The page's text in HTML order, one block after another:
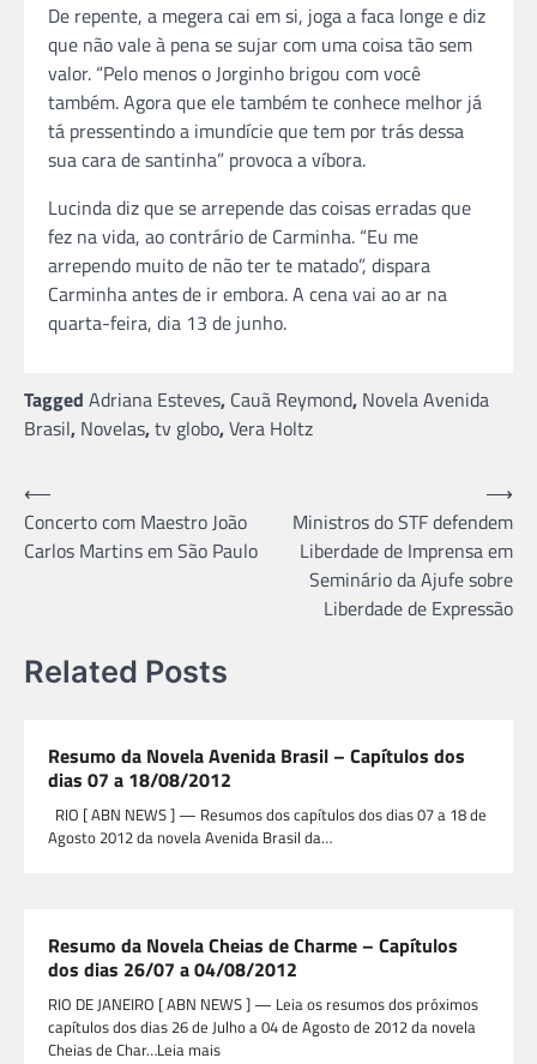
De repente, a megera cai em si, joga a faca longe e diz
que não vale à pena se sujar com uma coisa tão sem
valor. “Pelo menos o Jorginho brigou com você
também. Agora que ele também te conhece melhor já
tá pressentindo a imundície que tem por trás dessa
sua cara de santinha” provoca a víbora.
Lucinda diz que se arrepende das coisas erradas que
fez na vida, ao contrário de Carminha. “Eu me
arrependo muito de não ter te matado”, dispara
Carminha antes de ir embora. A cena vai ao ar na
quarta-feira, dia 13 de junho.
Tagged Adriana Esteves, Cauã Reymond, Novela Avenida
Brasil, Novelas,tv globo,Vera Holtz
Navegação
de
Post
⟵
Concerto com Maestro João
Carlos Martins em São Paulo
Ministros do STF defendem
Liberdade de Imprensa em
Seminário da Ajufe sobre
Liberdade de Expressão
⟶
Related Posts
Resumo da Novela Avenida Brasil – Capítulos dos
dias 07 a 18/08/2012
RIO [ ABN NEWS ] — Resumos dos capítulos dos dias 07 a 18 de
Agosto 2012 da novela Avenida Brasil da…
Resumo da Novela Cheias de Charme – Capítulos
dos dias 26/07 a 04/08/2012
RIO DE JANEIRO [ ABN NEWS ] — Leia os resumos dos próximos
capítulos dos dias 26 de Julho a 04 de Agosto de 2012 da novela
Cheias de Char…Leia mais